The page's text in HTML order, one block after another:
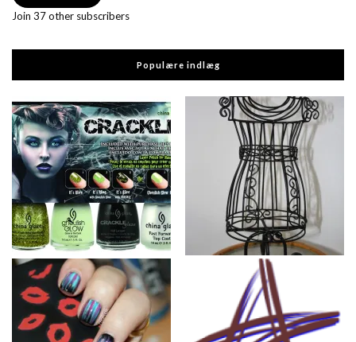
Join 37 other subscribers
Populære indlæg